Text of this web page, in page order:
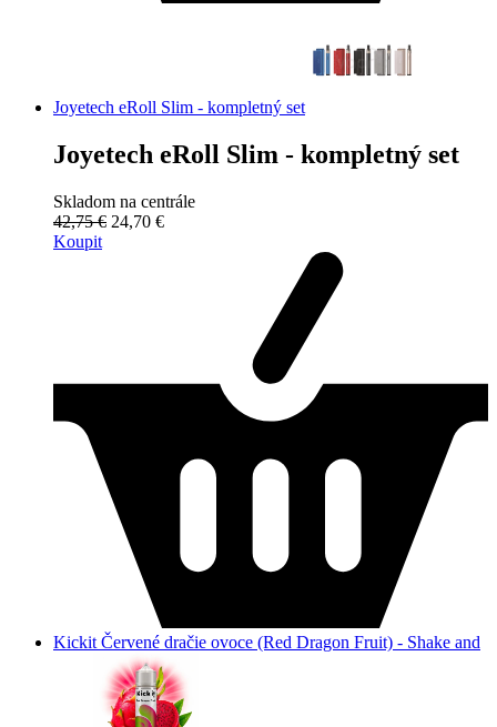
Joyetech eRoll Slim - kompletný set
Joyetech eRoll Slim - kompletný set
Skladom na centrále
42,75 € 24,70 €
Koupit
Kickit Červené dračie ovoce (Red Dragon Fruit) - Shake and